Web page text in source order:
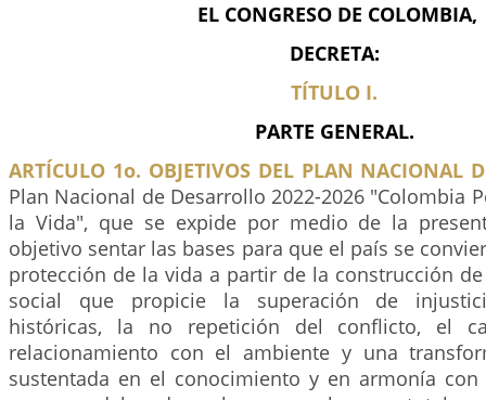
EL CONGRESO DE COLOMBIA,
DECRETA:
TÍTULO I.
PARTE GENERAL.
ARTÍCULO 1o. OBJETIVOS DEL PLAN NACIONAL
Plan Nacional de Desarrollo 2022-2026 "Colombia
la Vida", que se expide por medio de la
objetivo sentar las bases para que el país se
protección de la vida a partir de la construcción
social que propicie la superación de
históricas, la no repetición del conflicto, el
relacionamiento con el ambiente y una
sustentada en el conocimiento y en armonía con